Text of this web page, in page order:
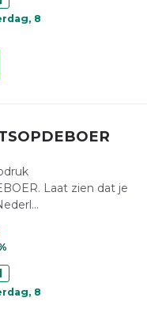
8
Laat zien dat je
8